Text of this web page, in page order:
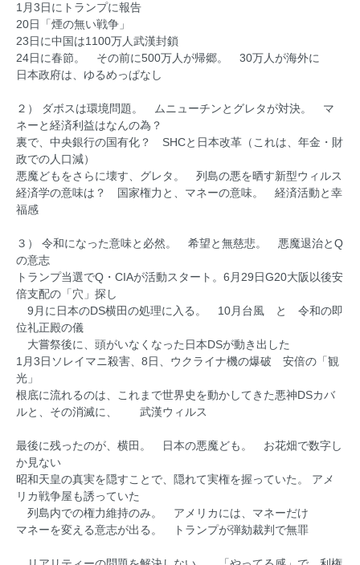
1月3日にトランプに報告
20日「煙の無い戦争」
23日に中国は1100万人武漢封鎖
24日に春節。 その前に500万人が帰郷。 30万人が海外に
日本政府は、ゆるめっぱなし
２） ダボスは環境問題。 ムニューチンとグレタが対決。 マ
ネーと経済利益はなんの為？
裏で、中央銀行の国有化？ SHCと日本改革（これは、年金・財
政での人口減）
悪魔どもをさらに壊す、グレタ。 列島の悪を晒す新型ウィルス
経済学の意味は？ 国家権力と、マネーの意味。 経済活動と幸
福感
３） 令和になった意味と必然。 希望と無慈悲。 悪魔退治とQ
の意志
トランプ当選でQ・CIAが活動スタート。6月29日G20大阪以後安
倍支配の「穴」探し
9月に日本のDS横田の処理に入る。 10月台風 と 令和の即
位礼正殿の儀
大嘗祭後に、頭がいなくなった日本DSが動き出した
1月3日ソレイマニ殺害、8日、ウクライナ機の爆破 安倍の「観
光」
根底に流れるのは、これまで世界史を動かしてきた悪神DSカバ
ルと、その消滅に、 武漢ウィルス
最後に残ったのが、横田。 日本の悪魔ども。 お花畑で数字し
か見ない
昭和天皇の真実を隠すことで、隠れて実権を握っていた。 アメ
リカ戦争屋も誘っていた
列島内での権力維持のみ。 アメリカには、マネーだけ
マネーを変える意志が出る。 トランプが弾劾裁判で無罪